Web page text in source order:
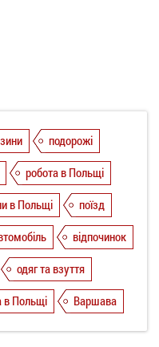
подорожі
робота в Польщі
в Польщі
поїзд
відпочинок
одяг та взуття
в Польщі Варшава